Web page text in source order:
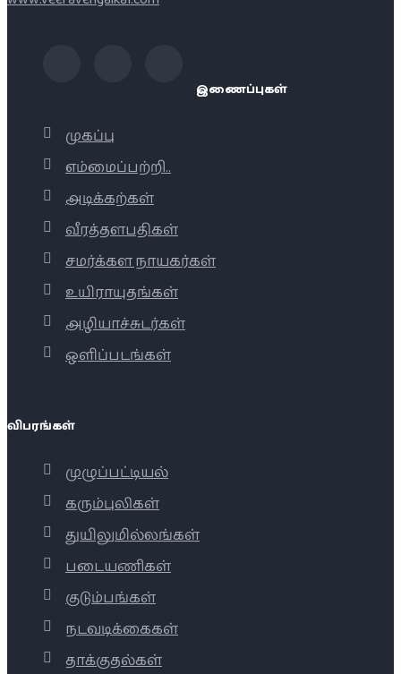
இணைப்புகள்
முகப்பு
எம்மைப்பற்றி..
அடிக்கற்கள்
வீரத்தளபதிகள்
சமர்க்கள நாயகர்கள்
உயிராயுதங்கள்
அழியாச்சுடர்கள்
ஒளிப்படங்கள்
விபரங்கள்
முழுப்பட்டியல்
கரும்புலிகள்
துயிலுமில்லங்கள்
படையணிகள்
குடும்பங்கள்
நடவடிக்கைகள்
தாக்குதல்கள்